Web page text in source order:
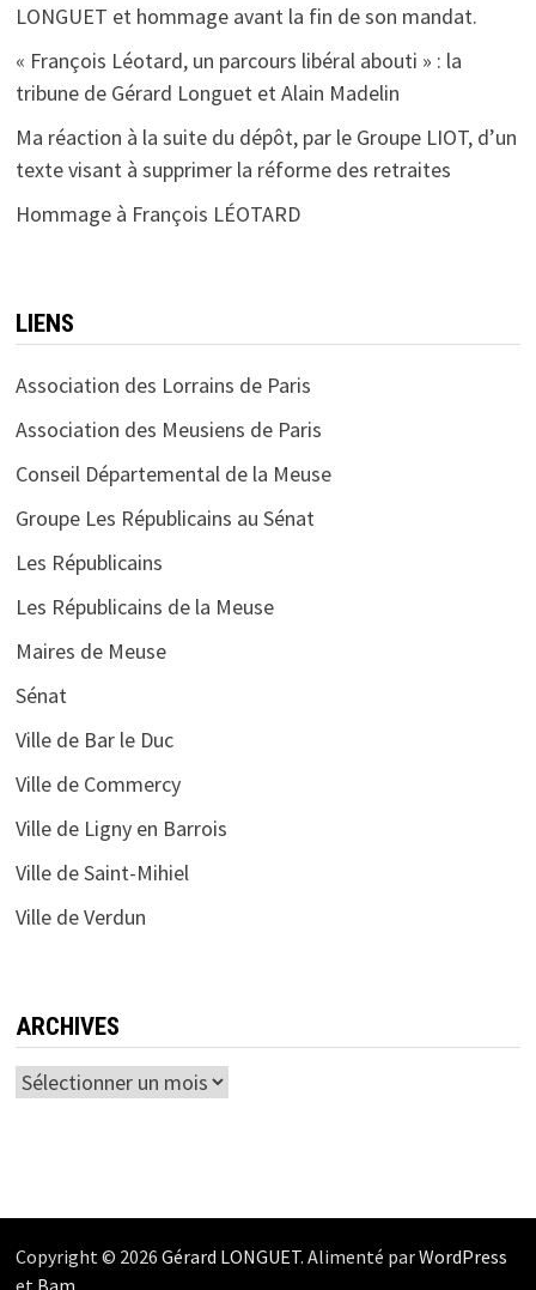
LONGUET et hommage avant la fin de son mandat.
« François Léotard, un parcours libéral abouti » : la
tribune de Gérard Longuet et Alain Madelin
Ma réaction à la suite du dépôt, par le Groupe LIOT, d’un
texte visant à supprimer la réforme des retraites
Hommage à François LÉOTARD
LIENS
Association des Lorrains de Paris
Association des Meusiens de Paris
Conseil Départemental de la Meuse
Groupe Les Républicains au Sénat
Les Républicains
Les Républicains de la Meuse
Maires de Meuse
Sénat
Ville de Bar le Duc
Ville de Commercy
Ville de Ligny en Barrois
Ville de Saint-Mihiel
Ville de Verdun
ARCHIVES
Archives
Copyright © 2026 Gérard LONGUET. Alimenté parWordPress